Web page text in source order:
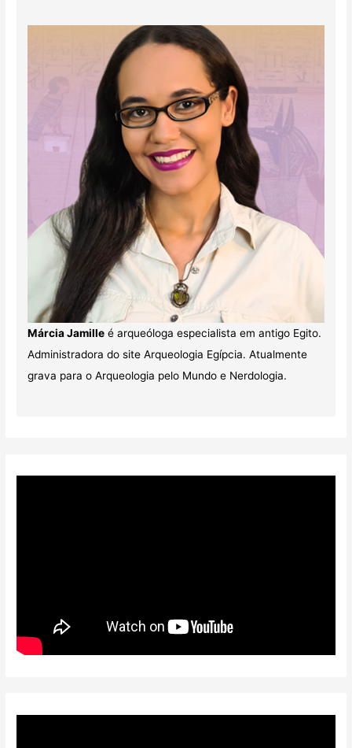
Márcia Jamilleé arqueóloga especialista em antigo Egito.
Administradora do site Arqueologia Egípcia. Atualmente
grava para o Arqueologia pelo Mundo e Nerdologia.